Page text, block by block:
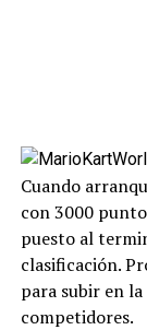
Cuando
con 3000
puesto al
clasificación.
para subir en
competidores.